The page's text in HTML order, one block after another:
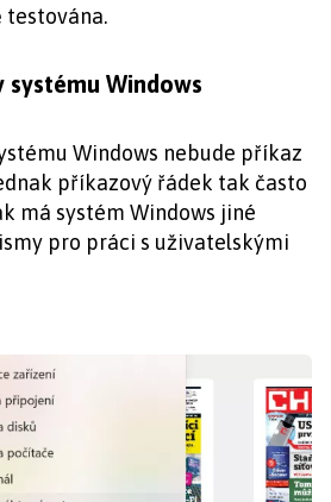
systému Windows
Windows nebude příkaz
příkazový řádek tak často
má systém Windows jiné
pro práci s uživatelskými